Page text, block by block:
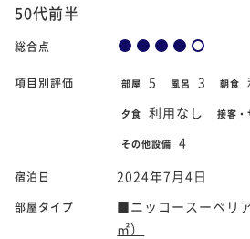
50代前半
総合点
項目別評価 部屋 5 風呂 3 朝食
夕食 利用なし 接客・
その他設備 4
宿泊日 2024年7月4日
部屋タイプ
■ニッコースーペリ
㎡）